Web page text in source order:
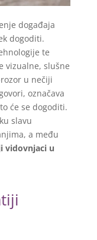
događaja
dogoditi.
te
vizualne, slušne
u nečiji
označava
će se dogoditi.
slavu
a među
vidovnjaci u